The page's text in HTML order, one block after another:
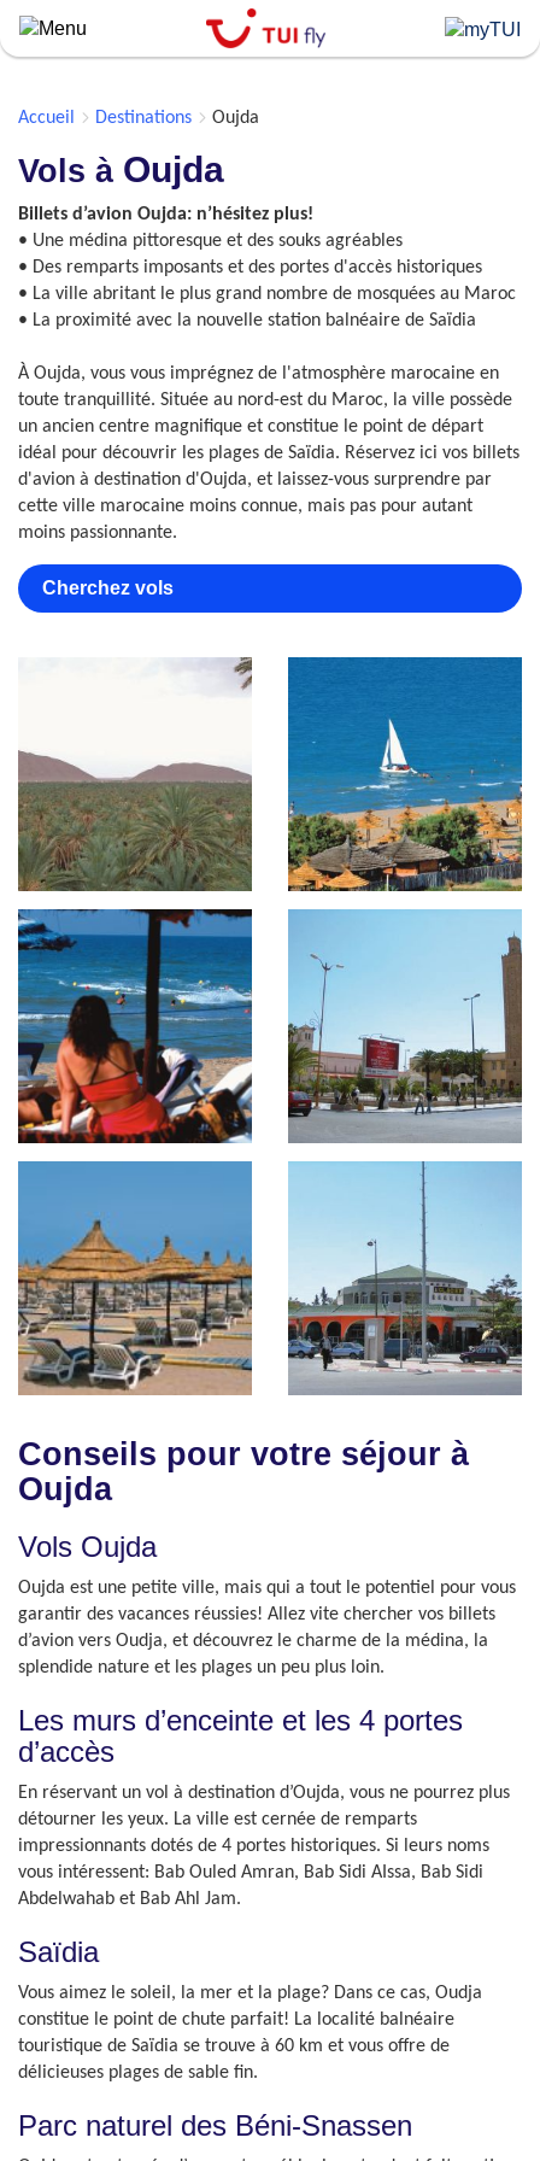
Skip
to
Accueil
Destinations Oujda
Vols à Oujda
Billets d’avion Oujda: n’hésitez plus!
• Une médina pittoresque et des souks agréables
• Des remparts imposants et des portes d'accès historiques
• La ville abritant le plus grand nombre de mosquées au Maroc
• La proximité avec la nouvelle station balnéaire de Saïdia
À Oujda, vous vous imprégnez de l'atmosphère marocaine en
toute tranquillité. Située au nord-est du Maroc, la ville possède
un ancien centre magnifique et constitue le point de départ
idéal pour découvrir les plages de Saïdia. Réservez ici vos billets
d'avion à destination d'Oujda, et laissez-vous surprendre par
cette ville marocaine moins connue, mais pas pour autant
moins passionnante.
Cherchez vols
Conseils pour votre séjour à
Oujda
Vols Oujda
Oujda est une petite ville, mais qui a tout le potentiel pour vous
garantir des vacances réussies! Allez vite chercher vos billets
d’avion vers Oudja, et découvrez le charme de la médina, la
splendide nature et les plages un peu plus loin.
Les murs d’enceinte et les 4 portes
d’accès
En réservant un vol à destination d’Oujda, vous ne pourrez plus
détourner les yeux. La ville est cernée de remparts
impressionnants dotés de 4 portes historiques. Si leurs noms
vous intéressent: Bab Ouled Amran, Bab Sidi AIssa, Bab Sidi
Abdelwahab et Bab Ahl Jam.
Saïdia
Vous aimez le soleil, la mer et la plage? Dans ce cas, Oudja
constitue le point de chute parfait! La localité balnéaire
touristique de Saïdia se trouve à 60 km et vous offre de
délicieuses plages de sable fin.
Parc naturel des Béni-Snassen